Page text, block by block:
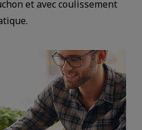
et avec coulissement